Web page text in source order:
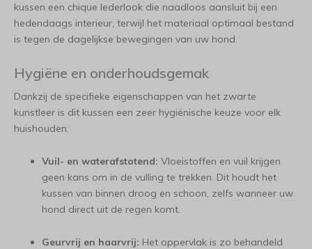
kussen een chique lederlook die naadloos aansluit bij een
hedendaags interieur, terwijl het materiaal optimaal bestand
is tegen de dagelijkse bewegingen van uw hond.
Hygiëne en onderhoudsgemak
Dankzij de specifieke eigenschappen van het zwarte
kunstleer is dit kussen een zeer hygiënische keuze voor elk
huishouden:
Vuil- en waterafstotend: Vloeistoffen en vuil krijgen
geen kans om in de vulling te trekken. Dit houdt het
kussen van binnen droog en schoon, zelfs wanneer uw
hond direct uit de regen komt.
Geurvrij en haarvrij: Het oppervlak is zo behandeld